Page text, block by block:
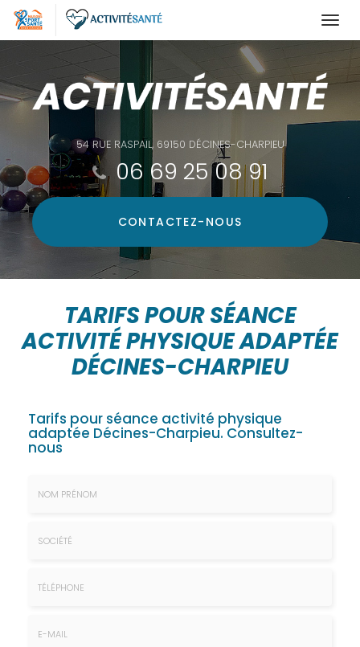
au
contenu
principal
54 RUE RASPAIL, 69150 DÉCINES-CHARPIEU
06 69 25 08 91
CONTACTEZ- NOUS
TARIFS POUR SÉANCE
ACTIVITÉ PHYSIQUE ADAPTÉE
DÉCINES-CHARPIEU
Tarifs pour séance activité physique
adaptée Décines-Charpieu. Consultez-
nous